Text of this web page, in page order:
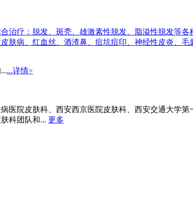
疗：脱发、斑秃、雄激素性脱发、脂溢性脱发等
病、红血丝、酒渣鼻、痘坑痘印、神经性皮炎、
...详情>
院皮肤科、西安西京医院皮肤科、西安交通大学
科团队和... 更多